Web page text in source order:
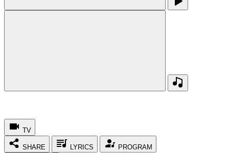
TV
SHARE LYRICS PROGRAM